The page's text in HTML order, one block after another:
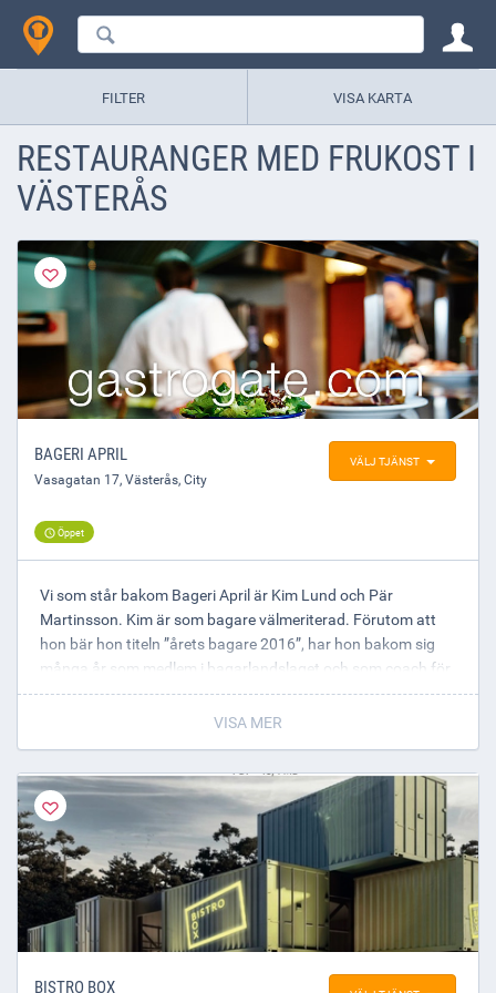
FILTER VISA KARTA
RESTAURANGER MED FRUKOST I
VÄSTERÅS
VÄLJ TJÄNST
BAGERI APRIL
Vasagatan 17, Västerås, City
Öppet
Vi som står bakom Bageri April är Kim Lund och Pär
Martinsson. Kim är som bagare välmeriterad. Förutom att
hon bär hon titeln ”årets bagare 2016”, har hon bakom sig
många år som medlem i bagarlandslaget och som coach för
juniorbagarlandslaget. Pär är från grunden kock som efter
flera år av jobb i restaurangkök utomlands landat i Västerås.
VISA MER
BISTRO BOX